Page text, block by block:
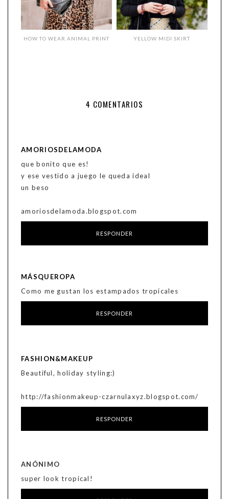
HOW TO WEAR ANIMAL PRINT YELLOW MIDI SKIRT
4 COMENTARIOS
AMORIOSDELAMODA
que bonito que es!
y ese vestido a juego le queda ideal
un beso
amoriosdelamoda.blogspot.com
RESPONDER
MÁSQUEROPA
Como me gustan los estampados tropicales
RESPONDER
FASHION&MAKEUP
Beautiful, holiday styling:)
http://fashionmakeup-czarnulaxyz.blogspot.com/
RESPONDER
ANÓNIMO
super look tropical!